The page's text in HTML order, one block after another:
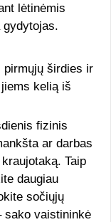
lėtinėmis
gydytojas.
pirmųjų širdies ir
kelią iš
fizinis
ar darbas
Taip
daugiau
sočiųjų
sako vaistininkė